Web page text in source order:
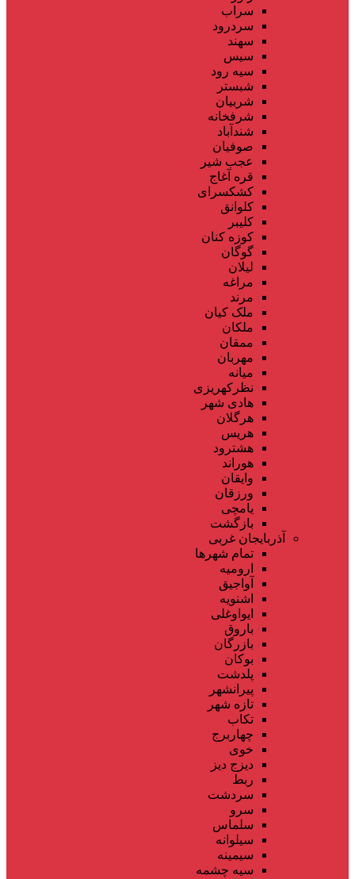
سراب
سردرود
سهند
سیس
سیه رود
شبستر
شربیان
شرفخانه
شندآباد
صوفیان
عجب شیر
قره آغاج
کشکسرای
کلوانق
کلیبر
کوزه کنان
گوگان
لیلان
مراغه
مرند
ملک کیان
ملکان
ممقان
مهربان
میانه
نظرکهریزی
هادی شهر
هرگلان
هریس
هشترود
هوراند
وایقان
ورزقان
یامچی
بازگشت
آذربایجان غربی
تمام شهر‌ها
ارومیه
آواجیق
اشنویه
ایواوغلی
باروق
بازرگان
بوکان
پلدشت
پیرانشهر
تازه شهر
تکاب
چهاربرج
خوی
دیزج دیز
ربط
سردشت
سرو
سلماس
سیلوانه
سیمینه
سیه چشمه